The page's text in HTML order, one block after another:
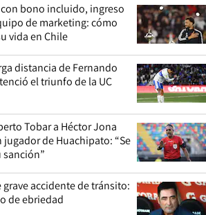
bono incluido, ingreso
de marketing: cómo
vida en Chile
distancia de Fernando
el triunfo de la UC
Tobar a Héctor Jona
de Huachipato: “Se
grave accidente de tránsito:
de ebriedad